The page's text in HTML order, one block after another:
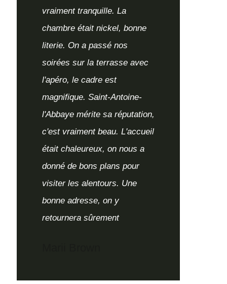
vraiment tranquille. La
chambre était nickel, bonne
literie. On a passé nos
soirées sur la terrasse avec
l'apéro, le cadre est
magnifique. Saint-Antoine-
l'Abbaye mérite sa réputation,
c'est vraiment beau. L'accueil
était chaleureux, on nous a
donné de bons plans pour
visiter les alentours. Une
bonne adresse, on y
retournera sûrement